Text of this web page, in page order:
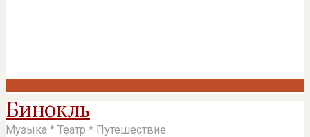
Бинокль
Музыка * Театр * Путешествие